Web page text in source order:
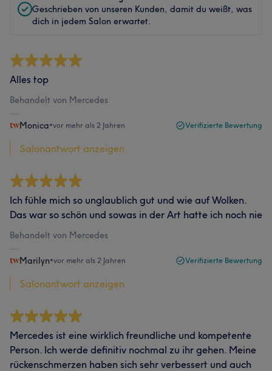
Geschrieben von unseren Kunden, damit du weißt, was
dich in jedem Salon erwartet.
Alles top
Behandelt von Mercedes
Monica•vor mehr als 2 Jahren Verifizierte Bewertung
Salonantwort anzeigen
Ich fühle mich so unglaublich gut und wie auf Wolken.
Das war so schön und sowas in der Art hatte ich noch nie
Behandelt von Mercedes
Marilyn•vor mehr als 2 Jahren Verifizierte Bewertung
Salonantwort anzeigen
Mercedes ist eine wirklich freundliche und kompetente
Person. Ich werde definitiv nochmal zu ihr gehen. Meine
rückenschmerzen haben sich sehr verbessert und auch